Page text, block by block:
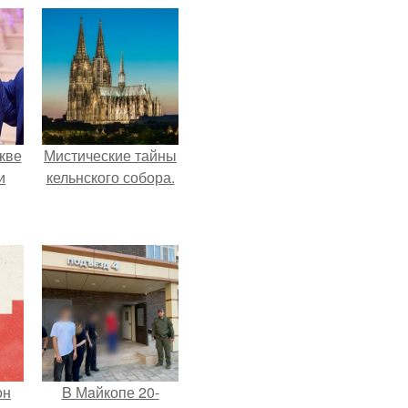
Мистические тайны
кельнского собора.
B Мaйкопе 20-